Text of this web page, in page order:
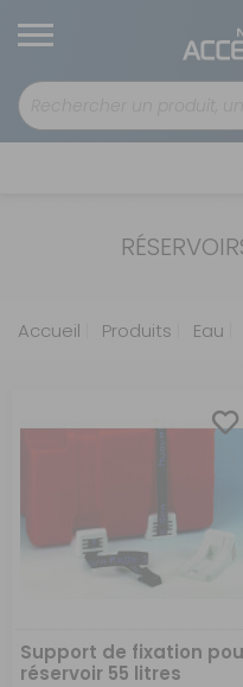
Accueil Produits Eau
Support de fixation
réservoir 55 litres